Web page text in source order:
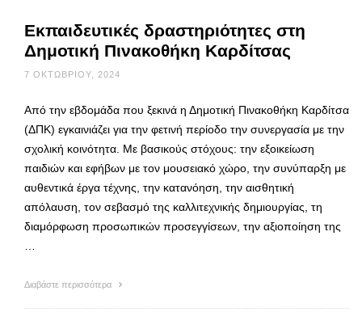
Εκπαιδευτικές δραστηριότητες στη
Δημοτική Πινακοθήκη Καρδίτσας
7 ΟΚΤΩΒΡΊΟΥ, 2024
Από την εβδομάδα που ξεκινά η Δημοτική Πινακοθήκη Καρδίτσα
(ΔΠΚ) εγκαινιάζει για την φετινή περίοδο την συνεργασία με την
σχολική κοινότητα. Με βασικούς στόχους: την εξοικείωση
παιδιών και εφήβων με τον μουσειακό χώρο, την συνύπαρξη με
αυθεντικά έργα τέχνης, την κατανόηση, την αισθητική
απόλαυση, τον σεβασμό της καλλιτεχνικής δημιουργίας, τη
διαμόρφωση προσωπικών προσεγγίσεων, την αξιοποίηση της
…
Διαβάστε περισσότερα